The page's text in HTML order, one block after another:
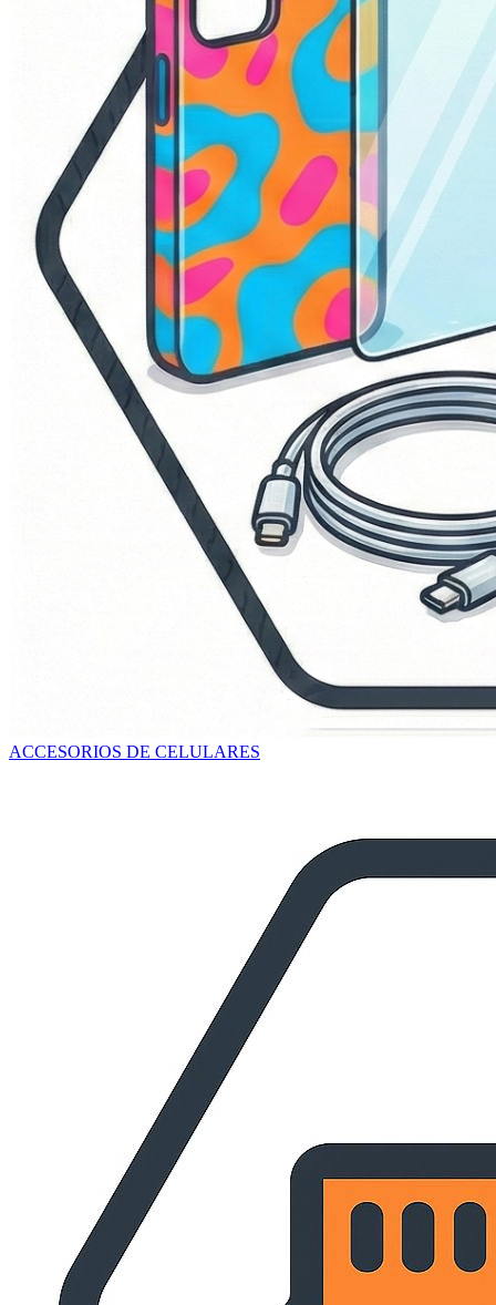
ACCESORIOS DE CELULARES